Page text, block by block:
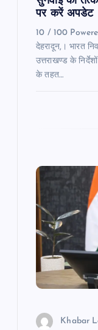
पर करें अपडेट
10 / 100
देहरादून,। भारत
उत्तराखण्ड के
के तहत…
Khabar